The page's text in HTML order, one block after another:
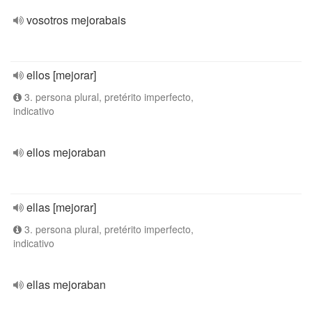
vosotros mejorabais
ellos [mejorar]
3. persona plural, pretérito imperfecto,
indicativo
ellos mejoraban
ellas [mejorar]
3. persona plural, pretérito imperfecto,
indicativo
ellas mejoraban